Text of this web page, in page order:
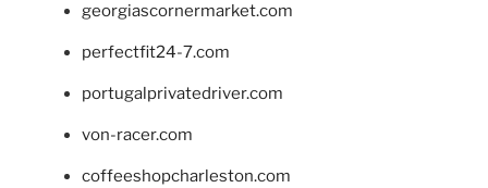
georgiascornermarket.com
perfectfit24-7.com
portugalprivatedriver.com
von-racer.com
coffeeshopcharleston.com